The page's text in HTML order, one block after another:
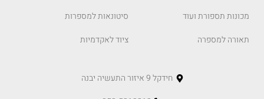
מכונות תספורת ועוד
תאורה למספרה
סיטונאות למספרות
ציוד לאקדמיות
חידקל 9 איזור התעשיה יבנה